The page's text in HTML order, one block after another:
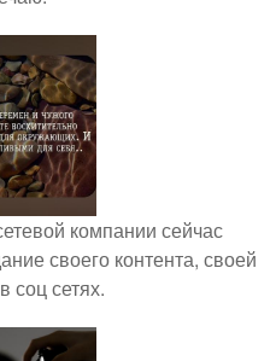
компании сейчас
своего контента, своей
соц сетях.